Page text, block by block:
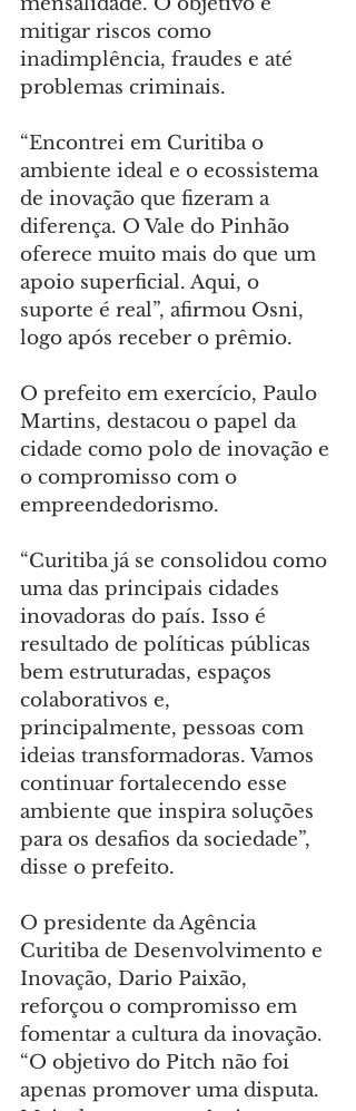
mitigar riscos como
inadimplência, fraudes e até
problemas criminais.
“Encontrei em Curitiba o
ambiente ideal e o ecossistema
de inovação que fizeram a
diferença. O Vale do Pinhão
oferece muito mais do que um
apoio superficial. Aqui, o
suporte é real”, afirmou Osni,
logo após receber o prêmio.
O prefeito em exercício, Paulo
Martins, destacou o papel da
cidade como polo de inovação e
o compromisso com o
empreendedorismo.
“Curitiba já se consolidou como
uma das principais cidades
inovadoras do país. Isso é
resultado de políticas públicas
bem estruturadas, espaços
colaborativos e,
principalmente, pessoas com
ideias transformadoras. Vamos
continuar fortalecendo esse
ambiente que inspira soluções
para os desafios da sociedade”,
disse o prefeito.
O presidente da Agência
Curitiba de Desenvolvimento e
Inovação, Dario Paixão,
reforçou o compromisso em
fomentar a cultura da inovação.
“O objetivo do Pitch não foi
apenas promover uma disputa.